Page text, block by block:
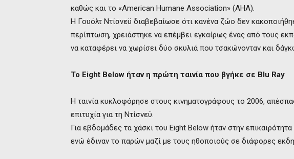
καθώς και το «American Humane Association» (ΑΗΑ).
Η Γουόλτ Ντίσνεϋ διαβεβαίωσε ότι κανένα ζώο δεν
περίπτωση, χρειάστηκε να επέμβει εγκαίρως ένας από τους
να καταφέρει να χωρίσει δύο σκυλιά που τσακώνονταν και
Το Eight Below ήταν η πρώτη ταινία που βγήκε σε Blu Ray
Η ταινία κυκλοφόρησε στους κινηματογράφους το 2006,
επιτυχία για τη Ντίσνεϋ.
Για εβδομάδες τα χάσκι του Eight Below ήταν στην
ενώ έδιναν το παρών μαζί με τους ηθοποιούς σε διάφορες